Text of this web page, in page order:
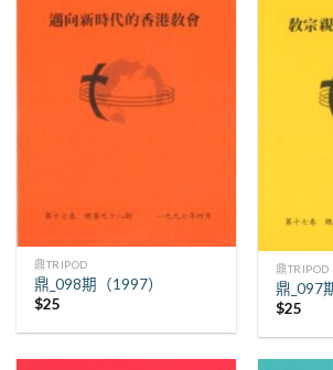
鼎TRIPOD
鼎_098期（1997）
$25
鼎TRIPOD
鼎_097
$25